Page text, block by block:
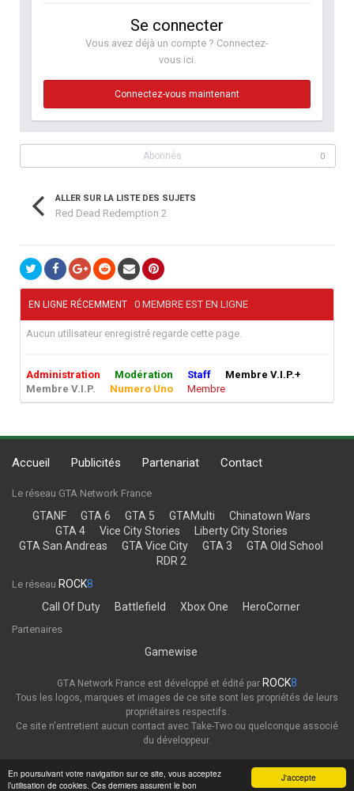
J'accepte
En poursuivant votre navigation sur ce site, vous acceptez
l’utilisation de cookies. Ces derniers assurent le bon
Se connecter
Vous avez déjà un compte ? Connectez-
vous ici.
Connectez-vous maintenant
Abonnés 0
ALLER SUR LA LISTE DES SUJETS
Red Dead Redemption 2
EN LIGNE RÉCEMMENT 0 MEMBRE EST EN LIGNE
Aucun utilisateur enregistré regarde cette page.
Administration Modération Staff
Membre V.I.P.+
Membre V.I.P.
Numero Uno Membre
Accueil Publicités Partenariat Contact
Le réseau GTA Network France
GTANF GTA 6 GTA 5 GTAMulti
Chinatown Wars
GTA 4
Vice City Stories
Liberty City Stories
GTA San Andreas
GTA Vice City GTA 3
GTA Old School
RDR 2
Le réseau ROCK8
Call Of Duty
Battlefield Xbox One HeroCorner
Partenaires
Gamewise
GTA Network France est développé et édité par ROCK8
Tous les logos, marques et images de ce site sont les propriétés de leurs
propriétaires respectifs.
Ce site n'entretient aucun contact avec Take-Two ou quelconque associé
du développeur.
Thème Politique de confidentialité